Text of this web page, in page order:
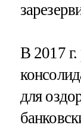
В 2017 г.
для